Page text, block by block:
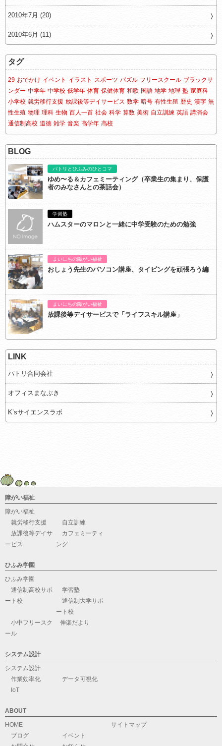
2010年7月 (20)
2010年6月 (11)
タグ
29 おでかけ イベント イラスト スポーツ パズル フリースクール ブラックサ
ンダー 中学年 中学校 低学年 体育 保健体育 和歌 国語 地学 地理 塾 家庭科
小学校 就労移行支援 放課後等デイサービス 数学 暗号 有性生殖 歴史 漢字 無
性生殖 物理 理科 生物 百人一首 社会 科学 算数 美術 自立訓練 英語 講演会
通信制高校 道徳 雑学 音楽 高学年 高校
BLOG
パトリとひふみのひとコマ
ゆめ〜る＆カフェミーティング（卒業生の集まり、保護
者のみなさんとの茶話会）
学習塾
ハムスターのマロンと一緒に中学受験のための勉強
まいにちの障がい福祉
おしょう先生のパソコン講座、タイピングを頑張ろう編
まいにちの障がい福祉
放課後等デイサービスで「ライフスキル講座」
LINK
パトリ合同会社
オフィスまなぶき
K’sサイエンスラボ
障がい福祉
障がい福祉
就労移行支援
自立訓練
放課後等デイサ
ービス
カフェミーティ
ング
ひふみ学園
ひふみ学園
通信制高校サポ
ート校
学習塾
通信制大学サポ
ート校
小中フリースク
ール
伸楽だより
システム設計
システム設計
作業効率化
データ可視化
IoT
ABOUT
HOME
ブログ
イベント
サイトマップ